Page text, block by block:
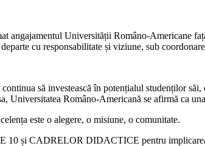
angajamentul Universității Româno-Americane
cu responsabilitate și viziune, sub
să investească în potențialul studenților
Universitatea Româno-Americană se afirmă ca
este o alegere, o misiune, o comunitate.
și CADRELOR DIDACTICE pentru